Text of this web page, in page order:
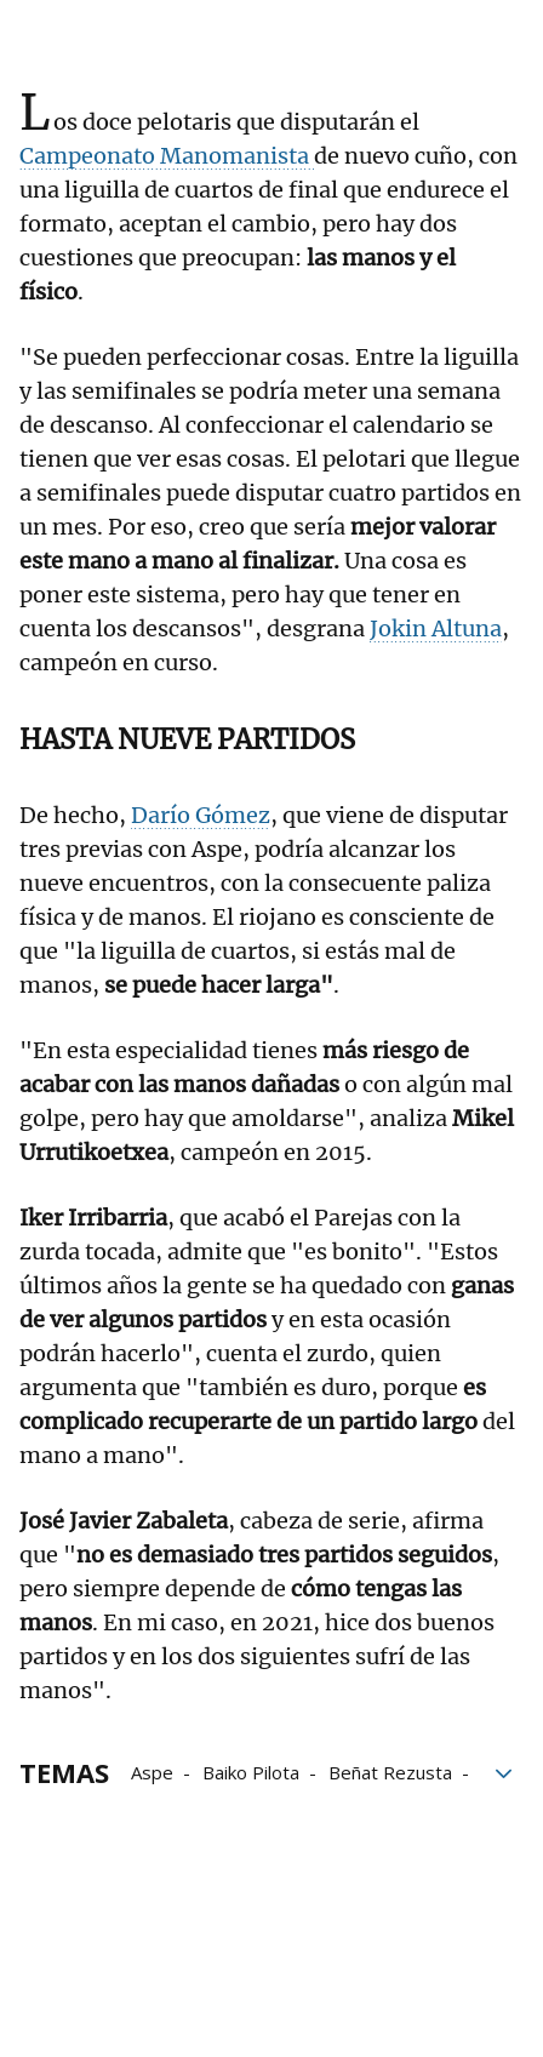
Los doce pelotaris que disputarán el
Campeonato Manomanistade nuevo cuño, con
una liguilla de cuartos de final que endurece el
formato, aceptan el cambio, pero hay dos
cuestiones que preocupan: las manos y el
físico.
"Se pueden perfeccionar cosas. Entre la liguilla
y las semifinales se podría meter una semana
de descanso. Al confeccionar el calendario se
tienen que ver esas cosas. El pelotari que llegue
a semifinales puede disputar cuatro partidos en
un mes. Por eso, creo que seríamejor valorar
este mano a mano al finalizar.Una cosa es
poner este sistema, pero hay que tener en
cuenta los descansos", desgranaJokin Altuna,
campeón en curso.
HASTA NUEVE PARTIDOS
De hecho, Darío Gómez, que viene de disputar
tres previas con Aspe, podría alcanzar los
nueve encuentros, con la consecuente paliza
física y de manos. El riojano es consciente de
que "la liguilla de cuartos, si estás mal de
manos, se puede hacer larga".
"En esta especialidad tienesmás riesgo de
acabar con las manos dañadaso con algún mal
golpe, pero hay que amoldarse", analizaMikel
Urrutikoetxea, campeón en 2015.
Iker Irribarria, que acabó el Parejas con la
zurda tocada, admite que "es bonito". "Estos
últimos años la gente se ha quedado con ganas
de ver algunos partidosy en esta ocasión
podrán hacerlo", cuenta el zurdo, quien
argumenta que "también es duro, porque es
complicado recuperarte de un partido largodel
mano a mano".
José Javier Zabaleta, cabeza de serie, afirma
que "no es demasiado tres partidos seguidos,
pero siempre depende de cómo tengas las
manos. En mi caso, en 2021, hice dos buenos
partidos y en los dos siguientes sufrí de las
manos".
TEMAS Aspe Baiko Pilota
Beñat Rezusta